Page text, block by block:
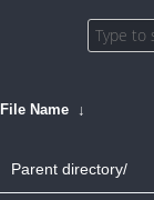
File Name ↓
Parent directory/